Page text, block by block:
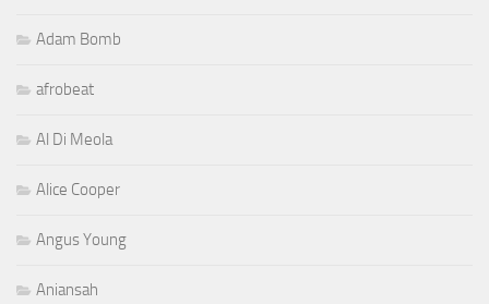
Adam Bomb
afrobeat
Al Di Meola
Alice Cooper
Angus Young
Aniansah